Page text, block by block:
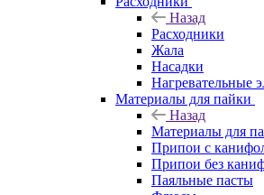
Назад
Расходники
Жала
Насадки
Нагревательные
Материалы для пайки
Назад
Материалы для
Припои с
Припои без
Паяльные пасты